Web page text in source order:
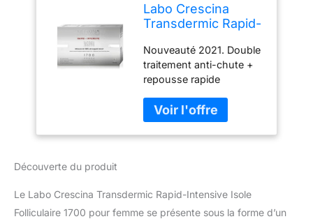
Labo Crescina
Transdermic Rapid-
Folliculaire 1700
pour femme 20 +
20 ampoules
Traitement anti-
chute et repousse
cheveux
Nouveauté 2021. Double
traitement anti-chute +
repousse rapide
cheveux frisés.
Contraste la chute des
cheveux et favorise la
présentes naturellement
dans le système pileux
Découverte du produit
Le Labo Crescina Transdermic Rapid-Intensive Isole
Folliculaire 1700 pour femme se présente sous la forme d’un